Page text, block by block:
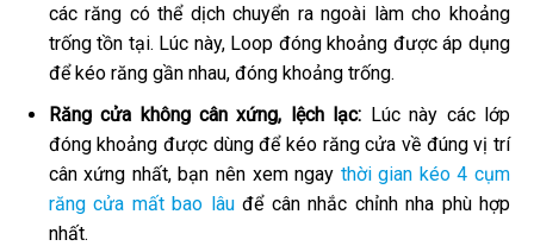
các răng có thể dịch chuyển ra ngoài làm cho khoảng
trống tồn tại. Lúc này, Loop đóng khoảng được áp dụng
để kéo răng gần nhau, đóng khoảng trống.
Răng cửa không cân xứng, lệch lạc: Lúc này các lớp
đóng khoảng được dùng để kéo răng cửa về đúng vị trí
cân xứng nhất, bạn nên xem ngay thời gian kéo 4 cụm
răng cửa mất bao lâuđể cân nhắc chỉnh nha phù hợp
nhất.